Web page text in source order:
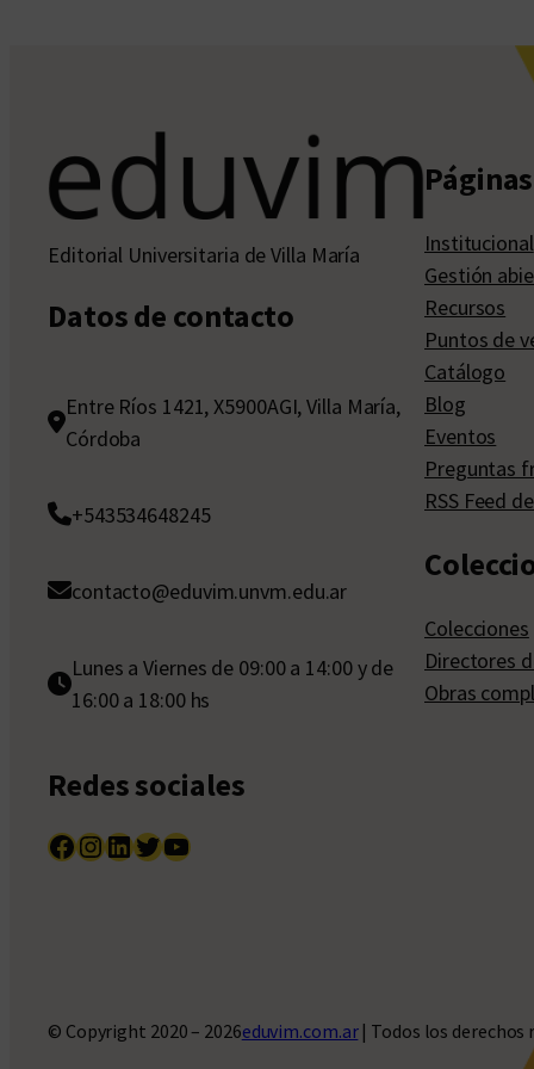
Editorial Universitaria de Villa María
Datos de contacto
Entre Ríos 1421, X5900AGI, Villa María,
Córdoba
+543534648245
contacto@eduvim.unvm.edu.ar
Lunes a Viernes de 09:00 a 14:00 y de
16:00 a 18:00 hs
Redes sociales
Facebook InstagramLinkedIn Twitter YouTube
Institucional
Gestión
Recursos
Puntos de
Catálogo
Blog
Eventos
Preguntas
RSS Feed
Colecciones
Directores
Obras
© Copyright 2020 – 2026eduvim.com.ar| Todos los derechos